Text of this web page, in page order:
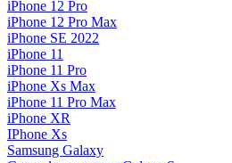
iPhone 12 Pro
iPhone 12 Pro Max
iPhone SE 2022
iPhone 11
iPhone 11 Pro
iPhone Xs Max
iPhone 11 Pro Max
iPhone XR
IPhone Xs
Samsung Galaxy